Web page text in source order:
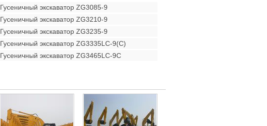
Гусеничный экскаватор ZG3085-9
Гусеничный экскаватор ZG3210-9
Гусеничный экскаватор ZG3235-9
Гусеничный экскаватор ZG3335LC-9(C)
Гусеничный экскаватор ZG3465LC-9C